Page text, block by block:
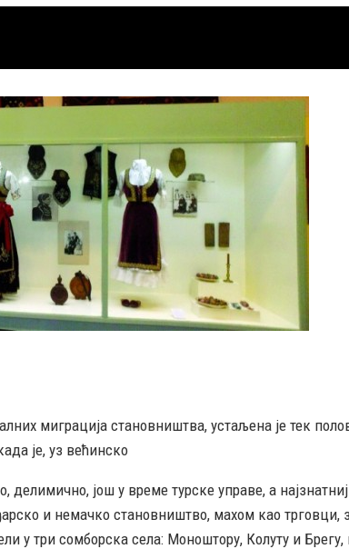
миграција становништва, устаљена је тек
је, уз већинско
још у време турске управе, а
и немачко становништво, махом као трговци,
у три сомборска села: Моноштору, Колуту и Брегу,